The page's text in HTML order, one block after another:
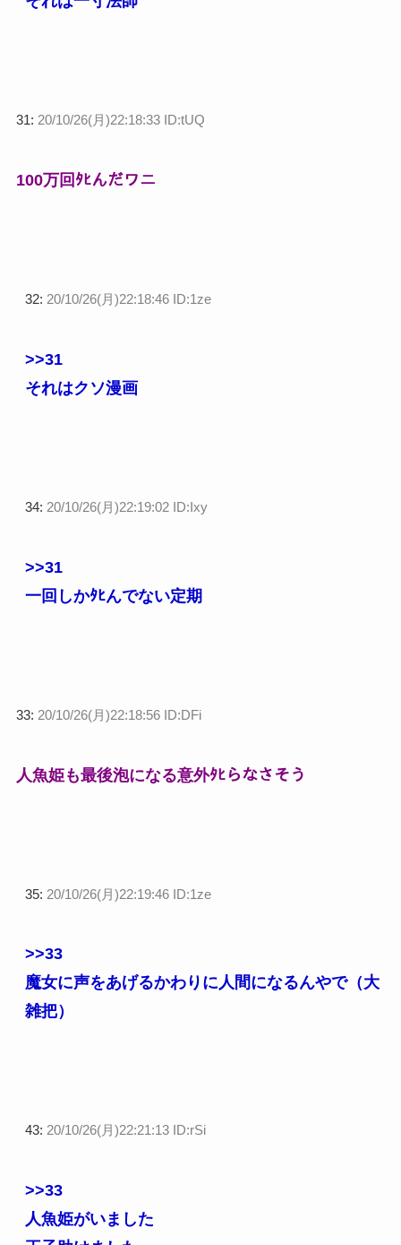
31: 20/10/26(月)22:18:33 ID:tUQ
100万回ﾀﾋんだワニ
32: 20/10/26(月)22:18:46 ID:1ze
>>31
それはクソ漫画
34: 20/10/26(月)22:19:02 ID:Ixy
>>31
一回しかﾀﾋんでない定期
33: 20/10/26(月)22:18:56 ID:DFi
人魚姫も最後泡になる意外ﾀﾋらなさそう
35: 20/10/26(月)22:19:46 ID:1ze
>>33
魔女に声をあげるかわりに人間になるんやで（大
雑把）
43: 20/10/26(月)22:21:13 ID:rSi
>>33
人魚姫がいました